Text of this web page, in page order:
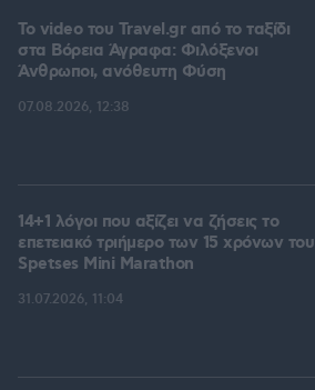
To video του Travel.gr από το ταξίδι
στα Βόρεια Άγραφα: Φιλόξενοι
Άνθρωποι, ανόθευτη Φύση
07.08.2026, 12:38
14+1 λόγοι που αξίζει να ζήσεις το
επετειακό τριήμερο των 15 χρόνων του
Spetses Mini Marathon
31.07.2026, 11:04